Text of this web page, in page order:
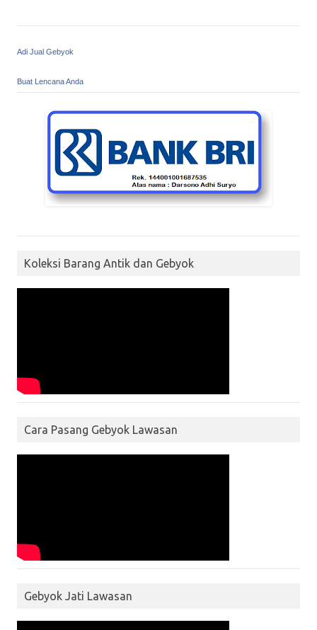
Adi Jual Gebyok
Buat Lencana Anda
Koleksi Barang Antik dan Gebyok
Cara Pasang Gebyok Lawasan
Gebyok Jati Lawasan